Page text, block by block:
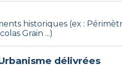
historiques (ex :
Grain ...)
délivrées